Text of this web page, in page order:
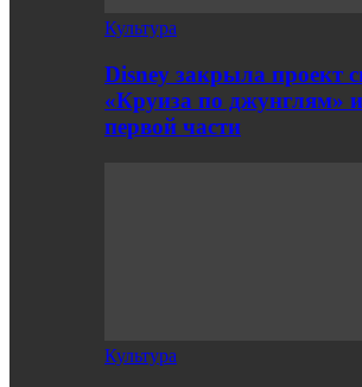
Культура
Disney закрыла проект
«Круиза по джунглям»
первой части
Культура